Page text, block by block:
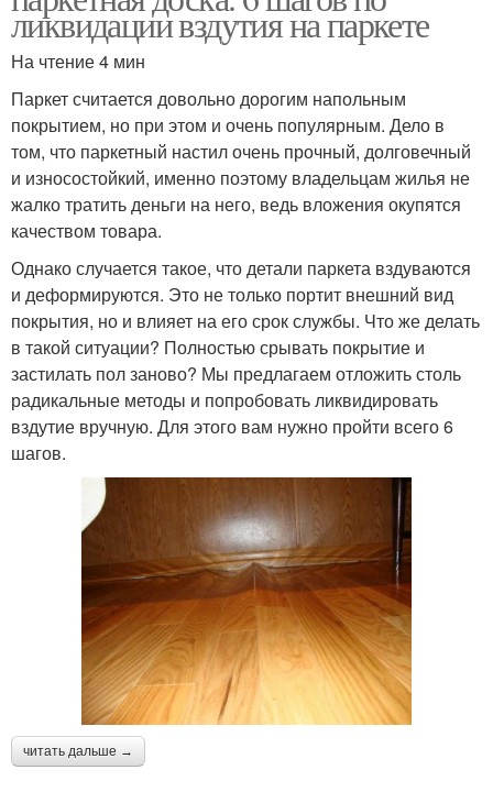
ликвидации вздутия на паркете
На чтение 4 мин
Паркет считается довольно дорогим напольным
покрытием, но при этом и очень популярным. Дело в
том, что паркетный настил очень прочный, долговечный
и износостойкий, именно поэтому владельцам жилья не
жалко тратить деньги на него, ведь вложения окупятся
качеством товара.
Однако случается такое, что детали паркета вздуваются
и деформируются. Это не только портит внешний вид
покрытия, но и влияет на его срок службы. Что же делать
в такой ситуации? Полностью срывать покрытие и
застилать пол заново? Мы предлагаем отложить столь
радикальные методы и попробовать ликвидировать
вздутие вручную. Для этого вам нужно пройти всего 6
шагов.
читать дальше →